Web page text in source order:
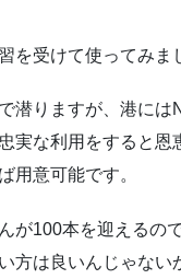
を受けて使ってみま
潜りますが、港に
実な利用をすると
用意可能です。
が100本を迎えるの
方は良いんじゃない